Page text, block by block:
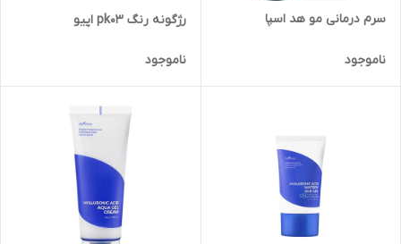
سرم درمانی مو هد اسپا
ناموجود
رژگونه رنگ pk03 اپیو
ناموجود